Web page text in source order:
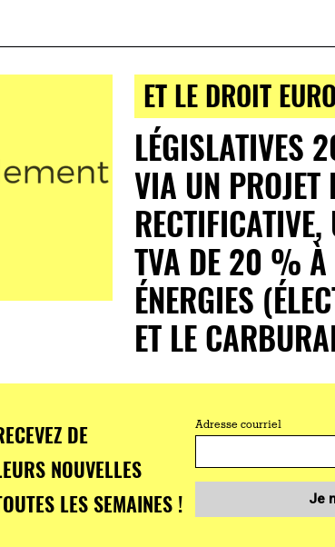
ET LE DROIT
LÉGISLATIVES
VIA UN PROJET
TVA DE 20 %
ÉNERGIES
ET LE
DE
NOUVELLES
LES SEMAINES !
Adresse courriel
Je